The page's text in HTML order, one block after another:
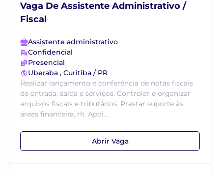
Vaga De Assistente Administrativo /
Fiscal
Assistente administrativo
Confidencial
Presencial
Uberaba , Curitiba / PR
Realizar lançamento e conferência de notas fiscais
de entrada, saída e serviços. Controlar e organizar
arquivos fiscais e tributários. Prestar suporte às
áreas financeira, rh. Apoi...
Abrir Vaga